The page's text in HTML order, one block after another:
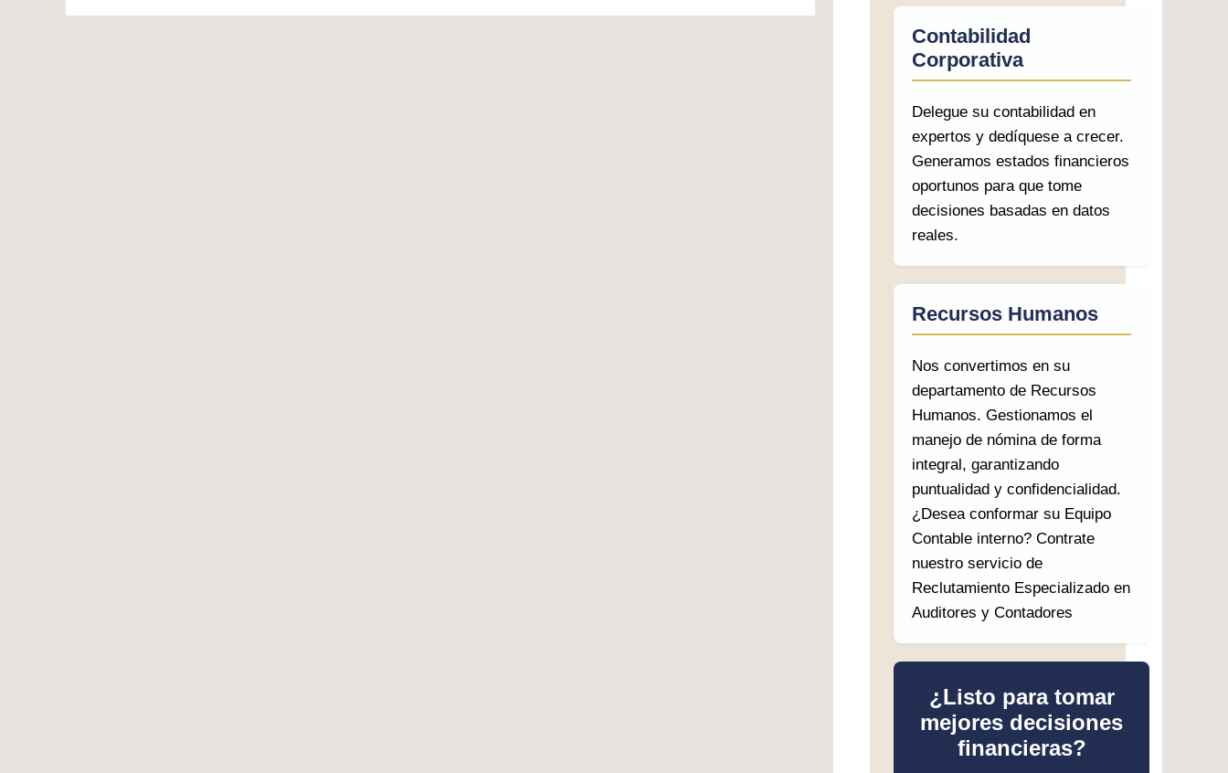
Contabilidad
Corporativa
Delegue su contabilidad en
expertos y dedíquese a crecer.
Generamos estados financieros
oportunos para que tome
decisiones basadas en datos
reales.
Recursos Humanos
Nos convertimos en su
departamento de Recursos
Humanos. Gestionamos el
manejo de nómina de forma
integral, garantizando
puntualidad y confidencialidad.
¿Desea conformar su Equipo
Contable interno? Contrate
nuestro servicio de
Reclutamiento Especializado en
Auditores y Contadores
¿Listo para tomar
mejores decisiones
financieras?